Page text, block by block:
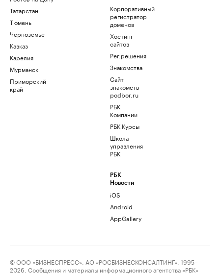
Татарстан
Тюмень
Черноземье
Кавказ
Карелия
Мурманск
Приморский
край
Корпоративный
регистратор
доменов
Хостинг
сайтов
Рег.решения
Знакомства
Сайт
знакомств
podbor.ru
РБК
Компании
РБК Курсы
Школа
управления
РБК
РБК
Новости
iOS
Android
AppGallery
© ООО «БИЗНЕСПРЕСС», АО «РОСБИЗНЕСКОНСАЛТИНГ», 1995–
2026. Сообщения и материалы информационного агентства «РБК»